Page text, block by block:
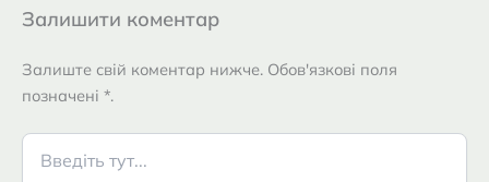
Залишити коментар
Залиште свій коментар нижче. Обов'язкові поля
позначені *.
Введіть
тут...